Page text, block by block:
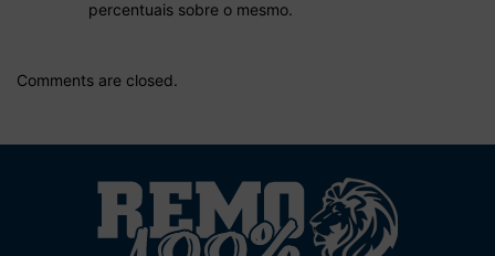
percentuais sobre o mesmo.
Comments are closed.